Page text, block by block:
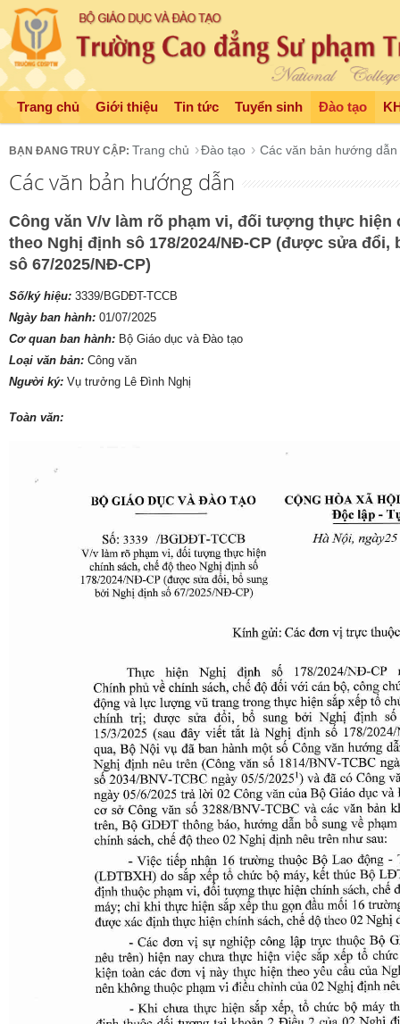
Trang chủ Giới thiệu Tin tức Tuyển sinh Đào tạo
Trang chủ Đào tạo Các văn bản hướng dẫn
Các văn bản hướng dẫn
Công văn V/v làm rõ phạm vi, đối tượng thực hiện
theo Nghị định sô 178/2024/NĐ-CP (được sửa đổi,
sô 67/2025/NĐ-CP)
Số/ký hiệu: 3339/BGDĐT-TCCB
Ngày ban hành: 01/07/2025
Cơ quan ban hành: Bộ Giáo dục và Đào tạo
Loại văn bản: Công văn
Người ký: Vụ trưởng Lê Đình Nghị